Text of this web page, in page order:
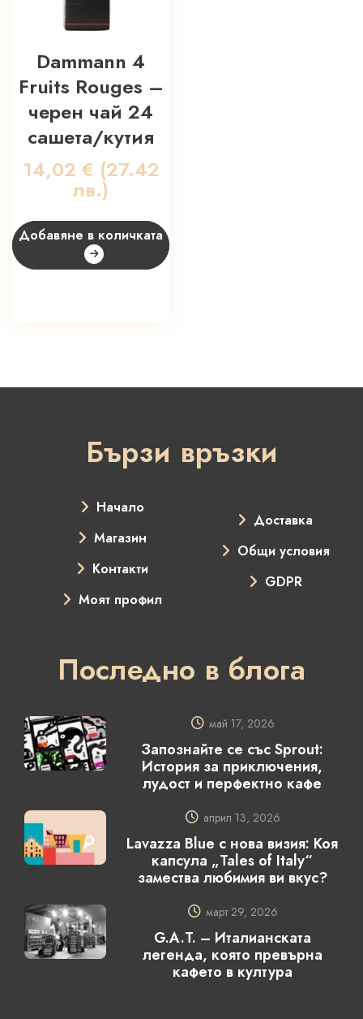
Dammann 4
Fruits Rouges –
черен чай 24
сашета/кутия
14,02 € (27.42
лв.)
Добавяне в количката
Бързи връзки
Начало
Магазин
Контакти
Моят профил
Доставка
Общи условия
GDPR
Последно в блога
май 17, 2026
Запознайте се със Sprout:
История за приключения,
лудост и перфектно кафе
април 13, 2026
Lavazza Blue с нова визия: Коя
капсула „Tales of Italy“
замества любимия ви вкус?
март 29, 2026
G.A.T. – Италианската
легенда, която превърна
кафето в култура